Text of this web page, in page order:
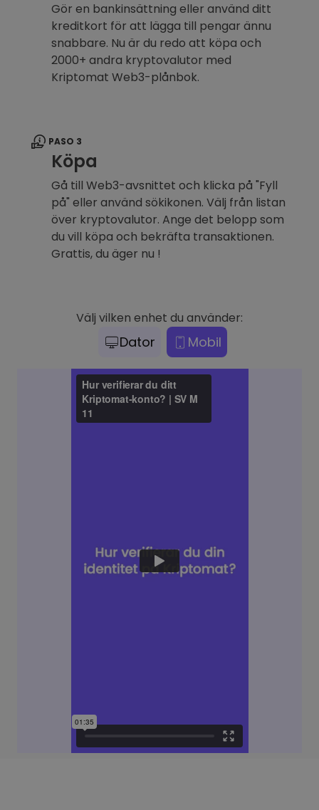
Gör en bankinsättning eller använd ditt
kreditkort för att lägga till pengar ännu
snabbare. Nu är du redo att köpa och
2000+ andra kryptovalutor med
Kriptomat Web3-plånbok.
PASO 3
Köpa
Gå till Web3-avsnittet och klicka på "Fyll
på" eller använd sökikonen. Välj från listan
över kryptovalutor. Ange det belopp som
du vill köpa och bekräfta transaktionen.
Grattis, du äger nu !
Välj vilken enhet du använder:
Dator Mobil